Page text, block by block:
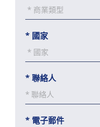
* 國家
*聯絡人
* 電子郵件